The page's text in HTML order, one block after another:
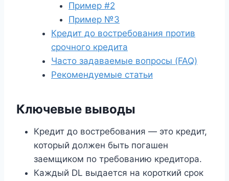
Пример #2
Пример №3
Кредит до востребования против
срочного кредита
Часто задаваемые вопросы (FAQ)
Рекомендуемые статьи
Ключевые выводы
Кредит до востребования — это кредит,
который должен быть погашен
заемщиком по требованию кредитора.
Каждый DL выдается на короткий срок